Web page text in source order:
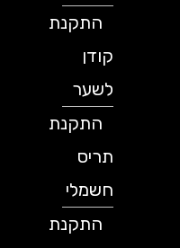
התקנת
לשער
התקנת
תריס
חשמלי
התקנת